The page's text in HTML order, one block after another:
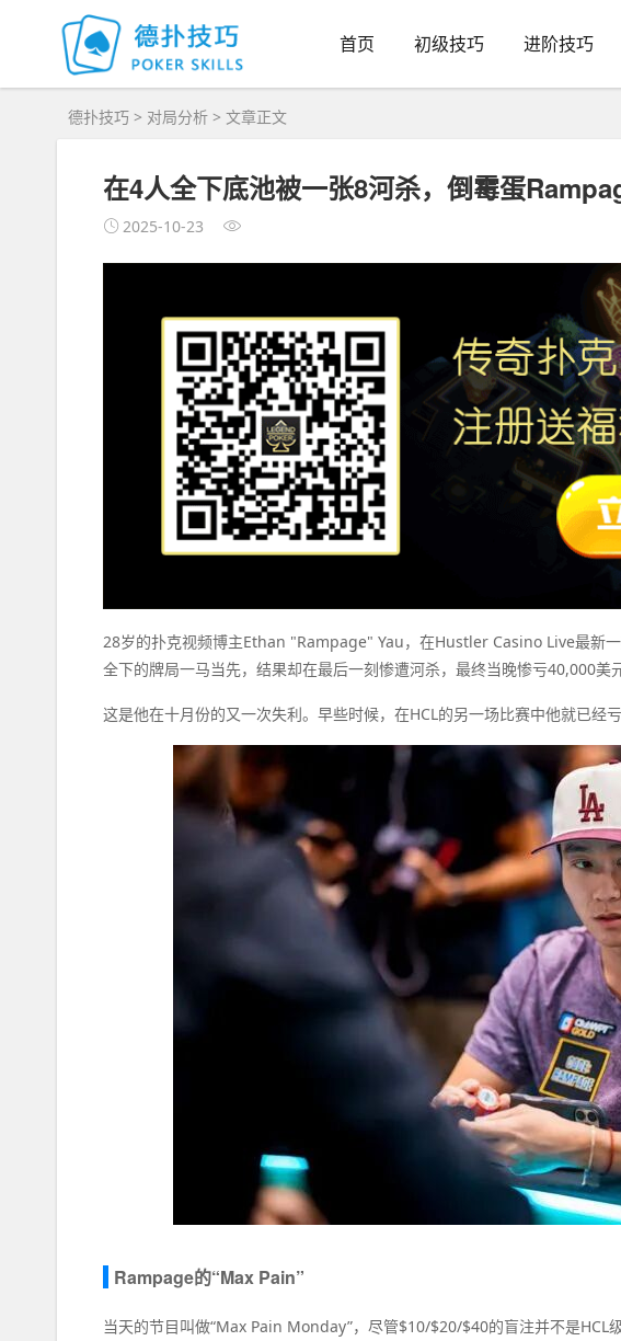
首页 初级技巧 进阶技巧
德扑技巧 > 对局分析 > 文章正文
在4人全下底池被一张8河杀，倒霉蛋
2025-10-23
28岁的扑克视频博主Ethan "Rampage" Yau，在Hustler Casino Live最新
全下的牌局一马当先，结果却在最后一刻惨遭河杀，最终当晚惨亏40,000美元
这是他在十月份的又一次失利。早些时候，在HCL的另一场比赛中他就已经
Rampage的“Max Pain”
当天的节目叫做“Max Pain Monday”，尽管$10/$20/$40的盲注并不是